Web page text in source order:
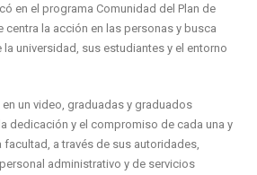
en el programa Comunidad del Plan de
centra la acción en las personas y busca
universidad, sus estudiantes y el entorno
un video, graduadas y graduados
dedicación y el compromiso de cada una y
facultad, a través de sus autoridades,
administrativo y de servicios